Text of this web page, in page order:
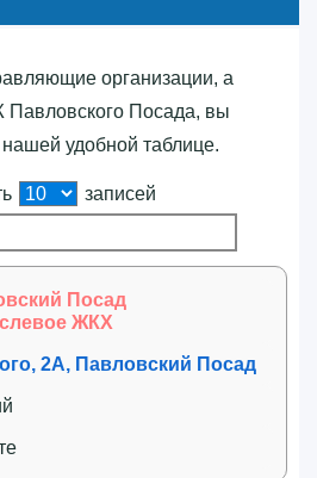
организации, а
Посада, вы
удобной таблице.
записей
Посад
ЖКХ
2А, Павловский Посад